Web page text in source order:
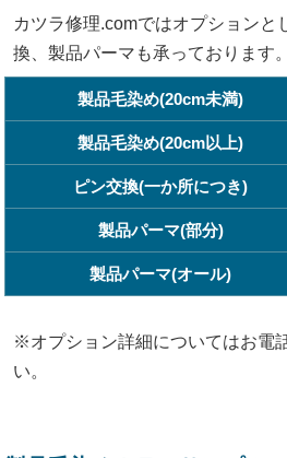
カツラ修理.comではオプションと
換、製品パーマも承っております。
製品毛染め(20cm未満)
製品毛染め(20cm以上)
ピン交換(一か所につき)
製品パーマ(部分)
製品パーマ(オール)
※オプション詳細についてはお電
い。